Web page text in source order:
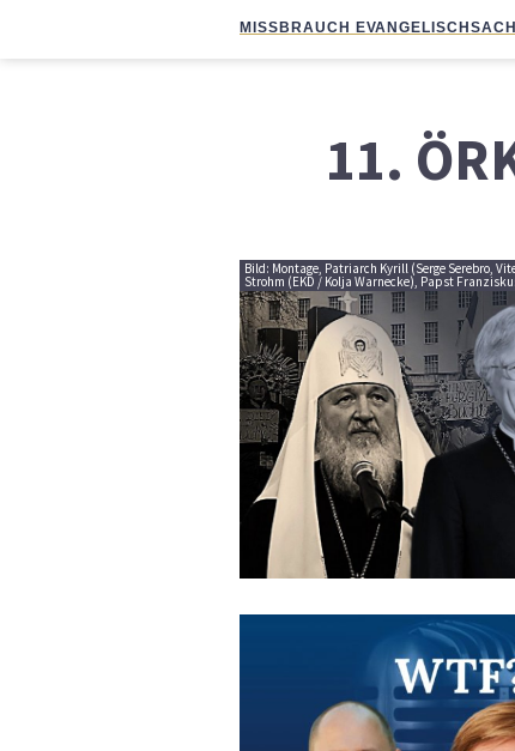
MISSBRAUCH EVANGELISCH
11.
Bild: Montage, Patriarch Kyrill (Serge Serebro,
Strohm (EKD / Kolja Warnecke), Papst